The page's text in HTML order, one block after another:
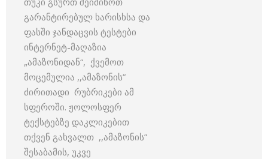
გარანტირებულ ხარისხსა და
ფასში ჯანდაცვის ტესტები
ინტერნეტ-მაღაზია
„ამაზონიდან“, ქვემოთ
მოცემულია ,,ამაზონის”
ძირითადი რუბრიკები ამ
სფეროში. ჟოლოსფერ
ტექსტებზე დაკლიკებით
თქვენ გახვალთ ,,ამაზონის”
შესაბამის, უკვე